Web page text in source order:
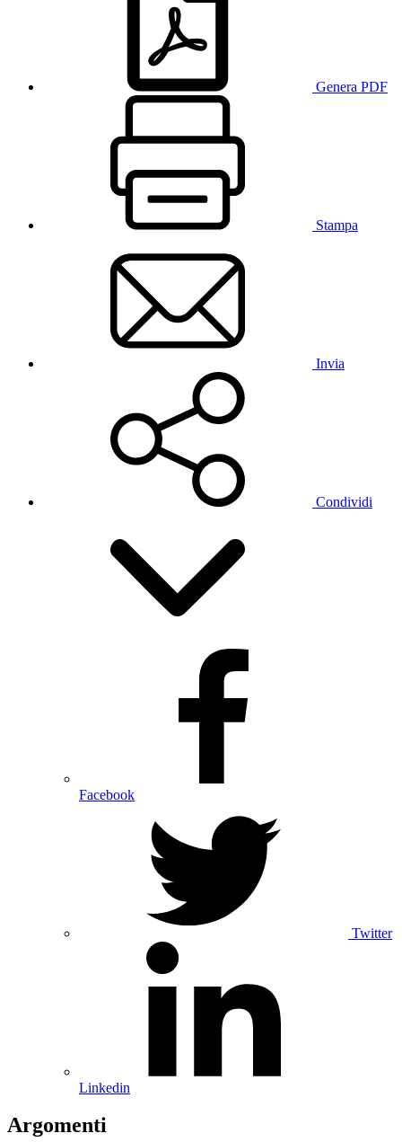
Genera PDF
Stampa
Invia
Condividi
Facebook
Twitter
Linkedin
Argomenti